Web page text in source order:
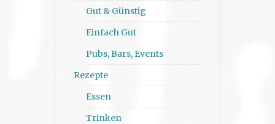
Gut & Günstig
Einfach Gut
Pubs, Bars, Events
Rezepte
Essen
Trinken